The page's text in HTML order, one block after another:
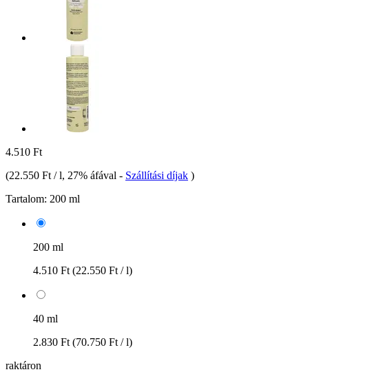
4.510 Ft
(22.550 Ft / l, 27% áfával - Szállítási díjak )
Tartalom: 200 ml
200 ml
4.510 Ft (22.550 Ft / l)
40 ml
2.830 Ft (70.750 Ft / l)
raktáron